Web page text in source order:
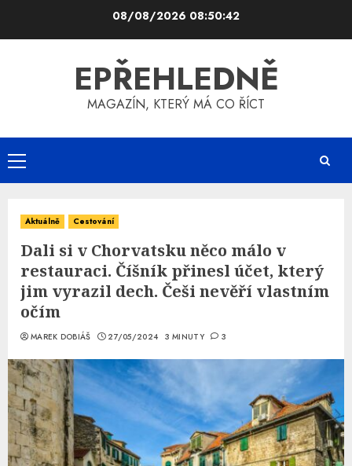
08/08/2026 08:50:42
EPŘEHLEDNĚ
MAGAZÍN, KTERÝ MÁ CO ŘÍCT
Primary
Menu
Aktuálně Cestování
Dali si v Chorvatsku něco málo v
restauraci. Číšník přinesl účet, který
jim vyrazil dech. Češi nevěří vlastním
očím
MAREK DOBIÁŠ 27/05/2024 3 MINUTY 3